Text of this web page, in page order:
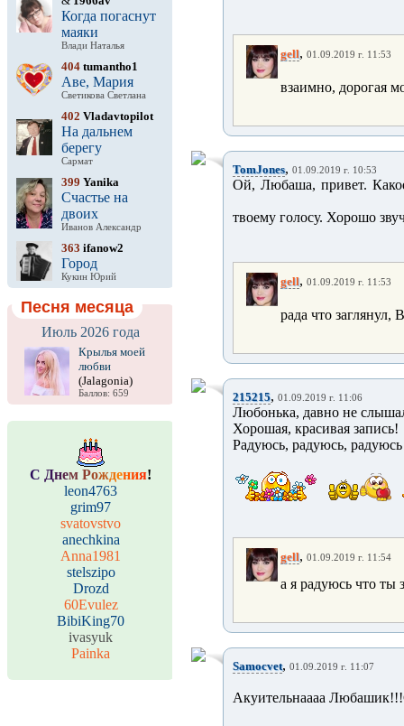
Когда погаснут
маяки
Влади Наталья
404 tumantho1
Аве, Мария
Светикова Светлана
402 Vladavtopilot
На дальнем
берегу
Сармат
399 Yanika
Счастье на
двоих
Иванов Александр
363 ifanow2
Город
Кукин Юрий
Песня месяца
Июль 2026 года
Крылья моей
любви
(Jalagonia)
Баллов: 659
С Днем Рождения!
leon4763
grim97
svatovstvo
anechkina
Anna1981
stelszipo
Drozd
60Evulez
BibiKing70
ivasyuk
Painka
gell, 01.09.2019 г. 11:53
взаимно, дорогая
TomJones, 01.09.2019 г. 10:53
Ой, Любаша, привет.
твоему голосу. Хорошо
gell, 01.09.2019 г. 11:53
рада что заглянул,
215215, 01.09.2019 г. 11:06
Любонька, давно не
Хорошая, красивая запись!
Радуюсь, радуюсь, радуюсь
gell, 01.09.2019 г. 11:54
а я радуюсь что ты
Samocvet, 01.09.2019 г. 11:07
Акуительнаааа